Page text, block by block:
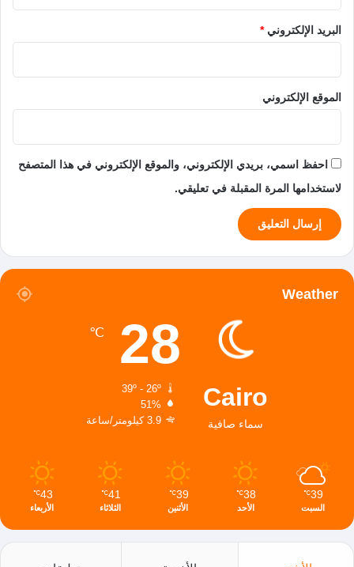
البريد الإلكتروني*
الموقع الإلكتروني
احفظ اسمي، بريدي الإلكتروني، والموقع الإلكتروني في هذا المتصفح
لاستخدامها المرة المقبلة في تعليقي.
Weather
Cairo
سماء صافية
28
℃
51%
3.9 كيلومتر/ساعة
39
℃
السبت
38
℃
الأحد
39
℃
الأثنين
41
℃
الثلاثاء
43
℃
الأربعاء